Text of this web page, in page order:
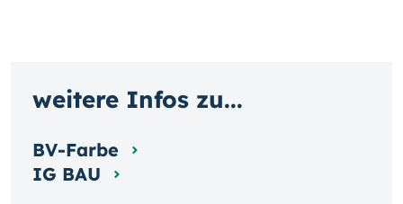
weitere Infos zu...
BV-Farbe
IG BAU